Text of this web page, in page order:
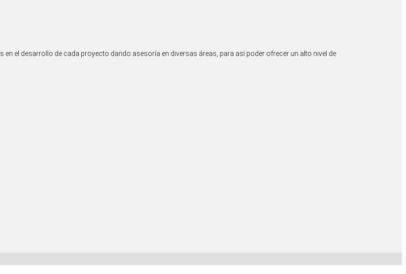
el desarrollo de cada proyecto dando asesoría en diversas áreas, para así poder ofrecer un alto nivel de